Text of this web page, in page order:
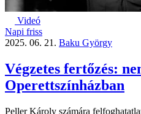
Videó
Napi friss
2025. 06. 21. Baku György
Végzetes fertőzés:
Operettszínházban
Peller Károly számára